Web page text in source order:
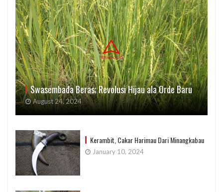
Swasembada Beras; Revolusi Hijau ala Orde Baru
August 24, 2024
Kerambit, Cakar Harimau Dari Minangkabau
January 10, 2024